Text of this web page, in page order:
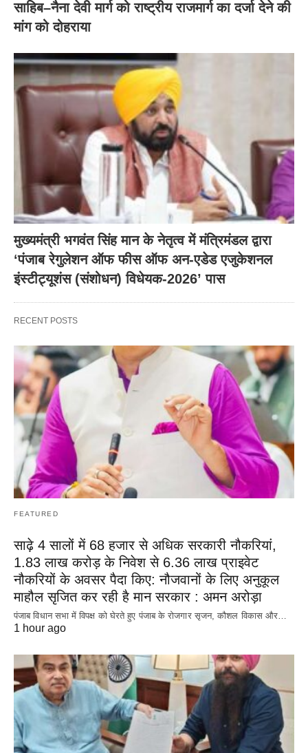
साहिब–नैना देवी मार्ग को राष्ट्रीय राजमार्ग का दर्जा देने की
मांग को दोहराया
मुख्यमंत्री भगवंत सिंह मान के नेतृत्व में मंत्रिमंडल द्वारा
‘पंजाब रेगुलेशन ऑफ फीस ऑफ अन-एडेड एजुकेशनल
इंस्टीट्यूशंस (संशोधन) विधेयक-2026’ पास
RECENT POSTS
FEATURED
साढ़े 4 सालों में 68 हजार से अधिक सरकारी नौकरियां,
1.83 लाख करोड़ के निवेश से 6.36 लाख प्राइवेट
नौकरियों के अवसर पैदा किए: नौजवानों के लिए अनुकूल
माहौल सृजित कर रही है मान सरकार : अमन अरोड़ा
पंजाब विधान सभा में विपक्ष को घेरते हुए पंजाब के रोजगार सृजन, कौशल विकास और…
1 hour ago